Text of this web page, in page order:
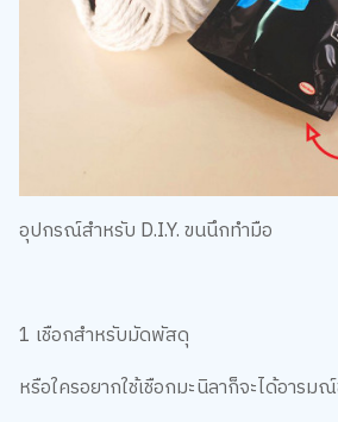
อุปกรณ์สำหรับ D.I.Y. ขนนึกทำมือ
1 เชือกสำหรับมัดพัสดุ
หรือใครอยากใช้เชือกมะนิลาก็จะได้อาร